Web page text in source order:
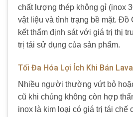
chất lượng thép không gỉ (inox
vật liệu và tình trạng bề mặt. Đồ
kết thẩm định sát với giá trị thị
trị tái sử dụng của sản phẩm.
Tối Đa Hóa Lợi Ích Khi Bán
Nhiều người thường vứt bỏ
cũ khi chúng không còn hợp
inox là kim loại có giá trị tái chế